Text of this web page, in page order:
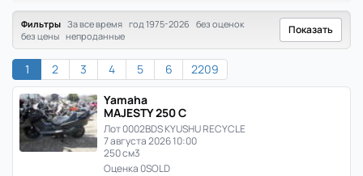
250:
статистика
цен
и
продаж
Фильтры За все время год 1975-2026 без оценок
без цены непроданные Показать
1 2 3 4 5 6
2209
Yamaha
MAJESTY 250 C
Лот 0002BDS KYUSHU RECYCLE
7 августа 2026 10:00
250 см3
Оценка 0SOLD